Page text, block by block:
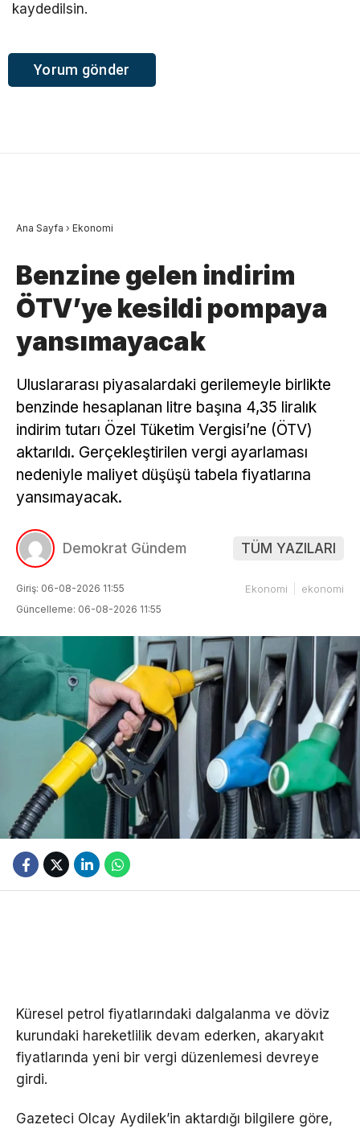
kaydedilsin.
Ana Sayfa › Ekonomi
Benzine gelen indirim
ÖTV’ye kesildi pompaya
yansımayacak
Uluslararası piyasalardaki gerilemeyle birlikte
benzinde hesaplanan litre başına 4,35 liralık
indirim tutarı Özel Tüketim Vergisi’ne (ÖTV)
aktarıldı. Gerçekleştirilen vergi ayarlaması
nedeniyle maliyet düşüşü tabela fiyatlarına
yansımayacak.
Demokrat Gündem TÜM YAZILARI
Giriş: 06-08-2026 11:55
Güncelleme: 06-08-2026 11:55
Ekonomi ekonomi
Küresel petrol fiyatlarındaki dalgalanma ve döviz
kurundaki hareketlilik devam ederken, akaryakıt
fiyatlarında yeni bir vergi düzenlemesi devreye
girdi.
Gazeteci Olcay Aydilek’in aktardığı bilgilere göre,